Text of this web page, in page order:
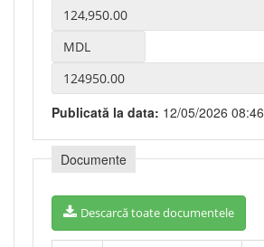
Publicată la data: 12/05/2026 08:46
Documente
Descarcă toate documentele